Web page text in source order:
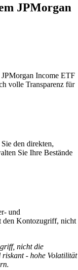
JPMorgan
Income ETF
volle Transparenz für
den direkten,
Sie Ihre Bestände
und
den Kontozugriff, nicht
nicht die
riskant - hohe Volatilität